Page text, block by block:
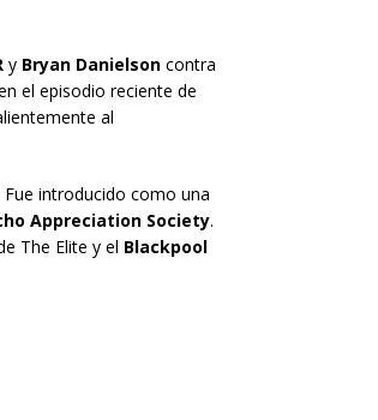
y Bryan Danielsoncontra
el episodio reciente de
al
introducido como una
Appreciation Society.
The Elite y el Blackpool